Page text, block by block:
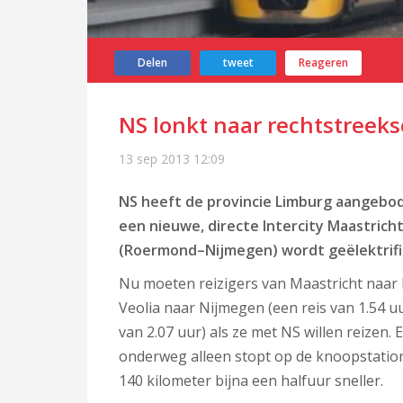
Delen tweet Reageren
NS lonkt naar
13 sep 2013 12:09
NS heeft de provincie Limburg
een nieuwe, directe Intercity
(Roermond–Nijmegen) wordt
Nu moeten reizigers van Maastricht
Veolia naar Nijmegen (een reis van 1.54
van 2.07 uur) als ze met NS willen
onderweg alleen stopt op de
140 kilometer bijna een halfuur sneller.